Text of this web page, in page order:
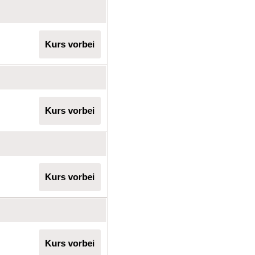
Kurs vorbei
Kurs vorbei
Kurs vorbei
Kurs vorbei